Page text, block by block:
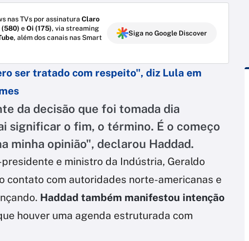
nas TVs por assinatura Claro
(580) eOi (175), via streaming
, além dos canais nas Smart
Siga no Google Discover
ser tratado com respeito", diz Lula em
da decisão que foi tomada dia
significar o fim, o término. É o começo
minha opinião", declarou Haddad.
e ministro da Indústria, Geraldo
contato com autoridades norte-americanas e
Haddad também manifestou intenção
houver uma agenda estruturada com